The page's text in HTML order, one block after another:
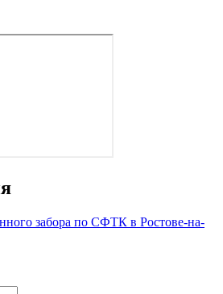
забора по СФТК в Ростове-на-